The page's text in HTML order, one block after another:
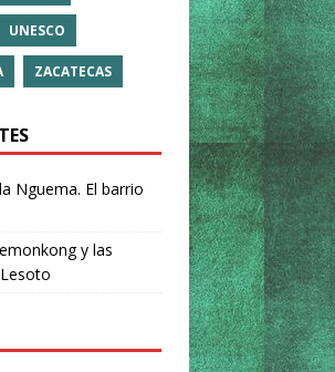
UNESCO
ZACATECAS
Nguema. El barrio
y las